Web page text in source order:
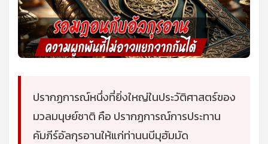
ปรากฏการณ์หนึ่งที่ยิ่งใหญ่ในประวัติศาสตร์ของ
มวลมนุษย์ชาติ คือ ปรากฏการณ์การประทาน
คัมภีร์อัลกุรอานให้แก่ท่านนบีมุฮัมมัด